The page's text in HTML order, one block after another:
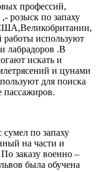
профессий,
розыск по запаху
используют
лабрадоров .В
искать и
и цунами
для поиска
пассажиров.
по запаху
на части и
заказу военно –
была обучена